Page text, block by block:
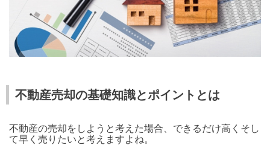
不動産売却の基礎知識とポイントとは
不動産の売却をしようと考えた場合、できるだけ高くそし
て早く売りたいと考えますよね。